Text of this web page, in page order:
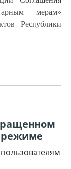
мерам»
Республики
режиме